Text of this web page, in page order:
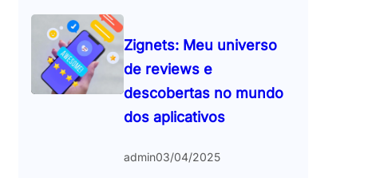
Zignets: Meu universo
de reviews e
descobertas no mundo
dos aplicativos
admin03/04/2025